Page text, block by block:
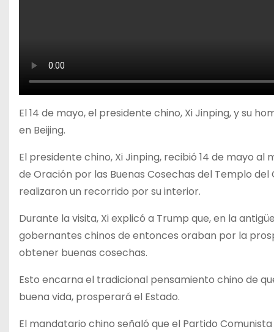
El 14 de mayo, el presidente chino, Xi Jinping, y su
en Beijing.
El presidente chino, Xi Jinping, recibió 14 de mayo
de Oración por las Buenas Cosechas del Templo
realizaron un recorrido por su interior.
Durante la visita, Xi explicó a Trump que, en la
gobernantes chinos de entonces oraban por la
obtener buenas cosechas.
Esto encarna el tradicional pensamiento chino de
buena vida, prosperará el Estado.
El mandatario chino señaló que el Partido